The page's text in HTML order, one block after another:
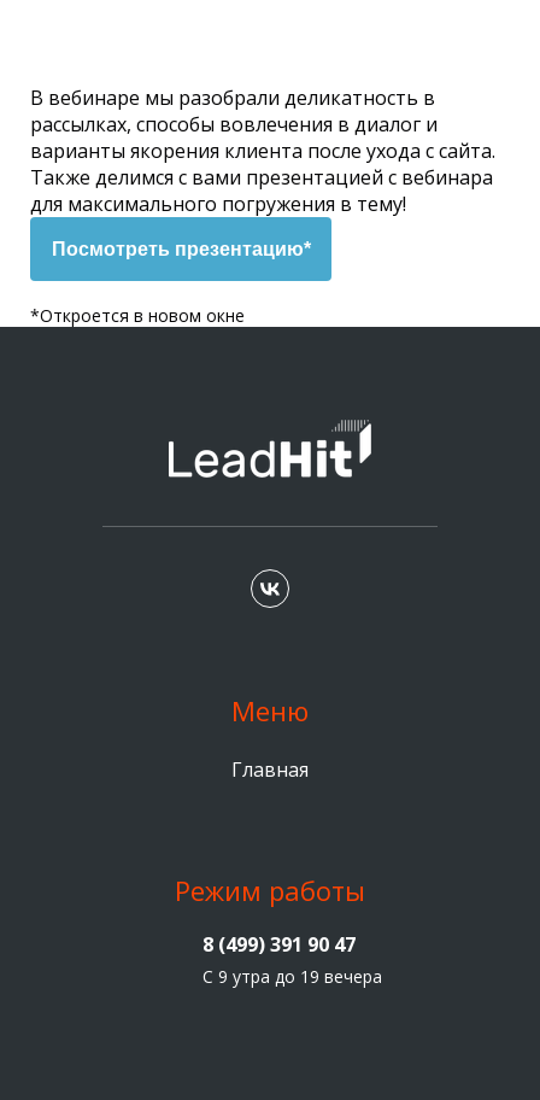
В вебинаре мы разобрали деликатность в
рассылках, способы вовлечения в диалог и
варианты якорения клиента после ухода с сайта.
Также делимся с вами презентацией с вебинара
для максимального погружения в тему!
Посмотреть презентацию*
*Откроется в новом окне
Меню
Главная
Режим работы
8 (499) 391 90 47
С 9 утра до 19 вечера